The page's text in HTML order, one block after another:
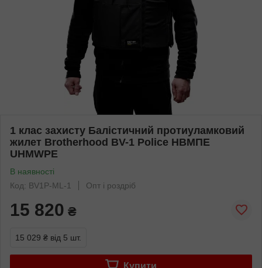
1 клас захисту Балістичний протиуламковий
жилет Brotherhood BV-1 Police НВМПЕ
UHMWPE
В наявності
Код: BV1P-ML-1
Опт і роздріб
15 820 ₴
15 029 ₴ від 5 шт.
Купити